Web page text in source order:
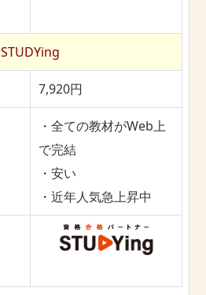
STUDYing
7,920円
・全ての教材がWeb上
で完結
・安い
・近年人気急上昇中